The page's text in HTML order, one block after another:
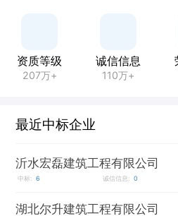
资质等级
207万+
诚信信息
110万+
最近中标企业
沂水宏磊建筑工程有限公司
中标: 6 诚信信息: 0
湖北尔升建筑工程有限公司